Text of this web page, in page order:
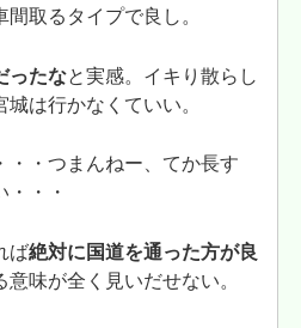
取るタイプで良し。
ったなと実感。イキり散らし
は行かなくていい。
・・つまんねー、てか長す
・・・
ば絶対に国道を通った方が良
味が全く見いだせない。